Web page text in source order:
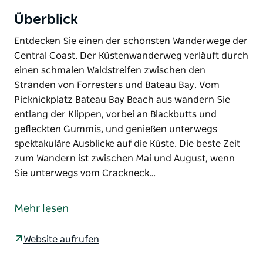
Überblick
Entdecken Sie einen der schönsten Wanderwege der
Central Coast. Der Küstenwanderweg verläuft durch
einen schmalen Waldstreifen zwischen den
Stränden von Forresters und Bateau Bay. Vom
Picknickplatz Bateau Bay Beach aus wandern Sie
entlang der Klippen, vorbei an Blackbutts und
gefleckten Gummis, und genießen unterwegs
spektakuläre Ausblicke auf die Küste. Die beste Zeit
zum Wandern ist zwischen Mai und August, wenn
Sie unterwegs vom Crackneck…
Central Coast. Der Küstenwanderweg verläuft durch
Mehr lesen
Website aufrufen